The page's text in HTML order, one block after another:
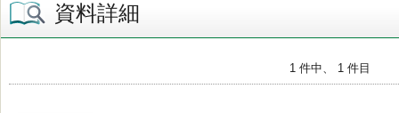
資料詳細
1 件中、 1 件目